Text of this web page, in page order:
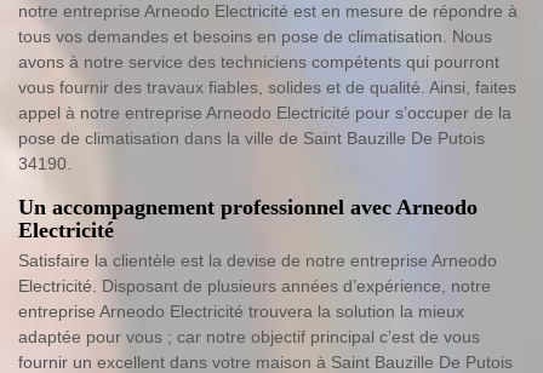
notre entreprise Arneodo Electricité est en mesure de répondre à
tous vos demandes et besoins en pose de climatisation. Nous
avons à notre service des techniciens compétents qui pourront
vous fournir des travaux fiables, solides et de qualité. Ainsi, faites
appel à notre entreprise Arneodo Electricité pour s’occuper de la
pose de climatisation dans la ville de Saint Bauzille De Putois
34190.
Un accompagnement professionnel avec Arneodo
Electricité
Satisfaire la clientèle est la devise de notre entreprise Arneodo
Electricité. Disposant de plusieurs années d’expérience, notre
entreprise Arneodo Electricité trouvera la solution la mieux
adaptée pour vous ; car notre objectif principal c’est de vous
fournir un excellent dans votre maison à Saint Bauzille De Putois